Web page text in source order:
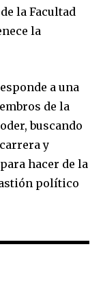
la Facultad
la
a una
de la
buscando
y
hacer de la
político